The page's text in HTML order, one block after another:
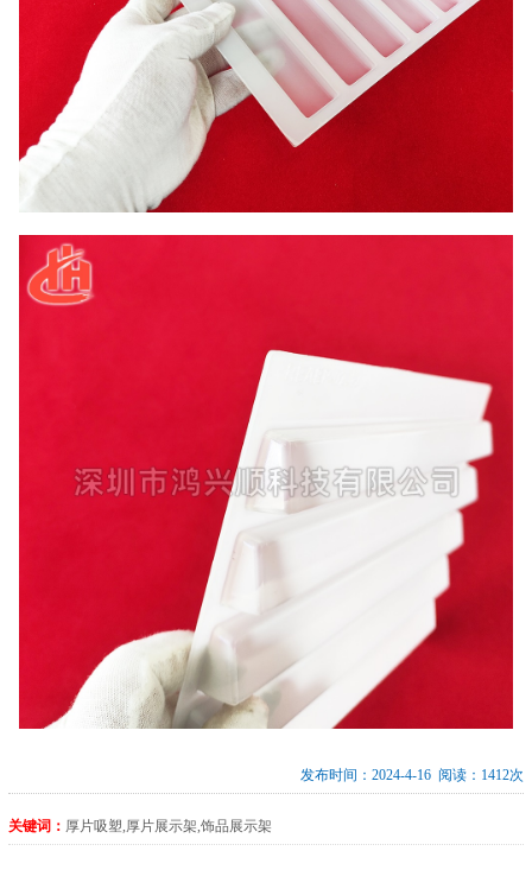
发布时间：2024-4-16 阅读：1412次
关键词： 厚片吸塑,厚片展示架,饰品展示架